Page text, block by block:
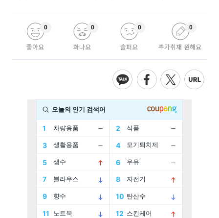
좋아요
0
화나요
0
슬퍼요
0
추가취재 원해요
0